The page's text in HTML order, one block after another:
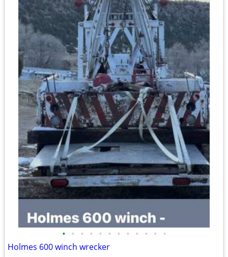
• • • • • • • • • • • •
Holmes 600 winch wrecker